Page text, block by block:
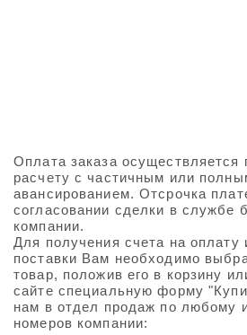
Оплата заказа осуществляется
расчету с частичным или
авансированием. Отсрочка
согласовании сделки в службе
компании.
Для получения счета на оплату
поставки Вам необходимо
товар, положив его в корзину
сайте специальную форму
нам в отдел продаж по любому
номеров компании: